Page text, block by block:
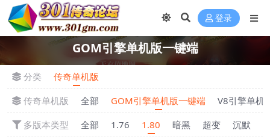
登录
GOM引擎单机版一键端
分类
传奇单机版
传奇单机版
全部 GOM引擎单机版一键端
V8引擎单机
多版本类型
全部 1.76 1.80 暗黑 超变 沉默